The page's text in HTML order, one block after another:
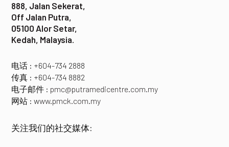
888, Jalan Sekerat,
Off Jalan Putra,
05100 Alor Setar,
Kedah, Malaysia.
电话 : +604-734 2888
传真 : +604-734 8882
电子邮件 : pmc@putramedicentre.com.my
网站 : www.pmck.com.my
关注我们的社交媒体: